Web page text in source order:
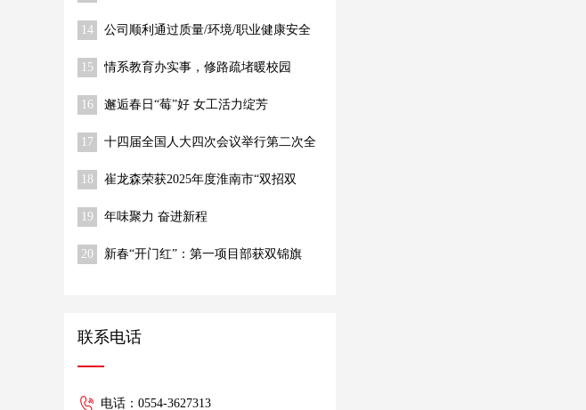
14
公司顺利通过质量/环境/职业健康安全
15
情系教育办实事，修路疏堵暖校园
16 邂逅春日“莓”好 女工活力绽芳
17
十四届全国人大四次会议举行第二次全
18
崔龙森荣获2025年度淮南市“双招双
19
年味聚力 奋进新程
20 新春“开门红”：第一项目部获双锦旗
联系电话
电话：0554-3627313